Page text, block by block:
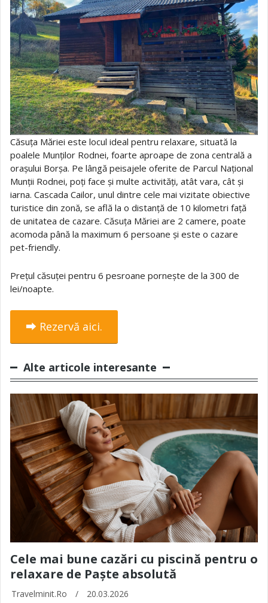
Căsuța Măriei este locul ideal pentru relaxare, situată la
poalele Munților Rodnei, foarte aproape de zona centrală a
orașului Borșa. Pe lângă peisajele oferite de Parcul Național
Munții Rodnei, poți face și multe activități, atât vara, cât și
iarna. Cascada Cailor, unul dintre cele mai vizitate obiective
turistice din zonă, se află la o distanță de 10 kilometri față
de unitatea de cazare. Căsuța Măriei are 2 camere, poate
acomoda până la maximum 6 persoane și este o cazare
pet-friendly.
Prețul căsuței pentru 6 pesroane pornește de la 300 de
lei/noapte.
⮕ Rezervă aici.
Alte articole interesante
Cele mai bune cazări cu piscină pentru o
relaxare de Paște absolută
Travelminit.ro / 20.03.2026